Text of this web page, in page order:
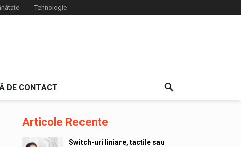
Tehnologie
DE CONTACT
Articole Recente
Switch-uri liniare, tactile sau